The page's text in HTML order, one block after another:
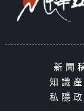
新聞
知識
私隱